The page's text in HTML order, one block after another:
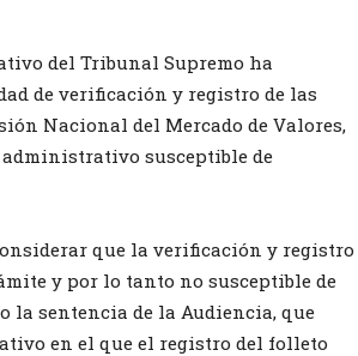
del Tribunal Supremo ha
de verificación y registro de las
Nacional del Mercado de Valores,
susceptible de
que la verificación y registro
y por lo tanto no susceptible de
la sentencia de la Audiencia, que
en el que el registro del folleto